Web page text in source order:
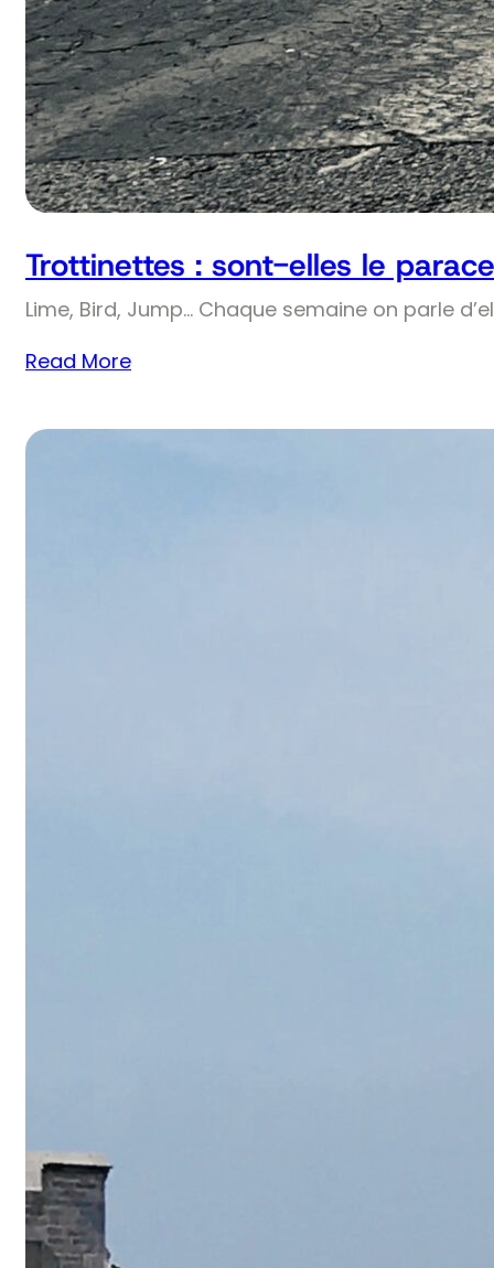
Trottinettes : sont-elles le
Lime, Bird, Jump… Chaque semaine on parle
Read More